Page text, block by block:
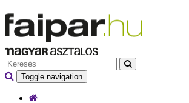
Toggle navigation